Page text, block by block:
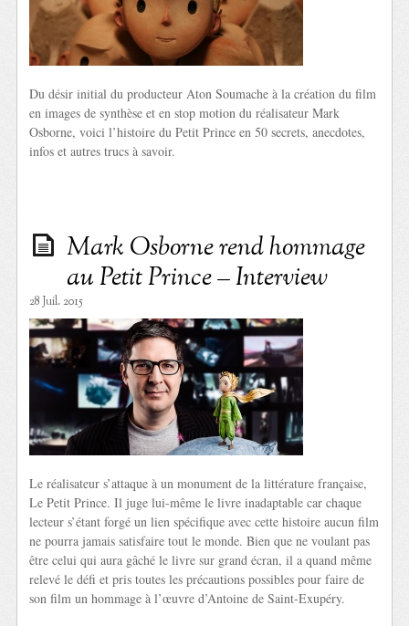
Du désir initial du producteur Aton Soumache à la création du film
en images de synthèse et en stop motion du réalisateur Mark
Osborne, voici l’histoire du Petit Prince en 50 secrets, anecdotes,
infos et autres trucs à savoir.
Mark Osborne rend hommage
au Petit Prince – Interview
28 Juil. 2015
Le réalisateur s’attaque à un monument de la littérature française,
Le Petit Prince. Il juge lui-même le livre inadaptable car chaque
lecteur s’étant forgé un lien spécifique avec cette histoire aucun film
ne pourra jamais satisfaire tout le monde. Bien que ne voulant pas
être celui qui aura gâché le livre sur grand écran, il a quand même
relevé le défi et pris toutes les précautions possibles pour faire de
son film un hommage à l’œuvre d’Antoine de Saint-Exupéry.